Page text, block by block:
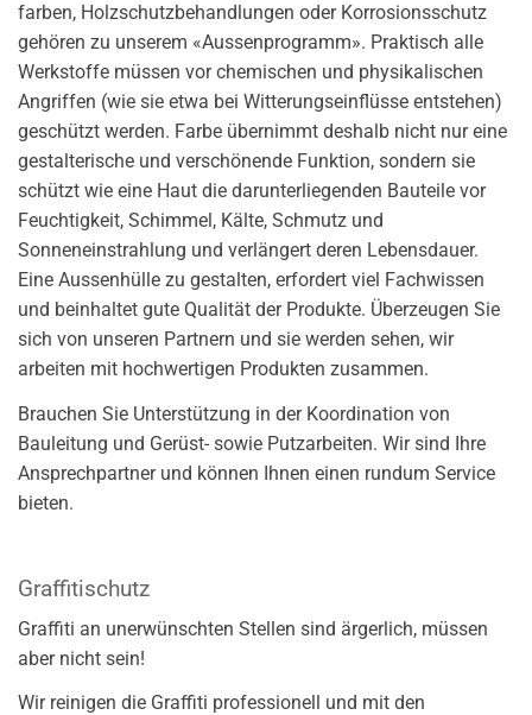
farben, Holzschutzbehandlungen oder Korrosionsschutz
gehören zu unserem «Aussen­programm». Praktisch alle
Werkstoffe müssen vor chemischen und physikalischen
Angriffen (wie sie etwa bei Witterungs­einflüsse entstehen)
geschützt werden. Farbe übernimmt deshalb nicht nur eine
gestalterische und ver­schönende Funktion, sondern sie
schützt wie eine Haut die darunterliegenden Bauteile vor
Feuchtigkeit, Schimmel, Kälte, Schmutz und
Sonneneinstrahlung und verlängert deren Lebensdauer.
Eine Aussenhülle zu gestalten, erfordert viel Fachwissen
und beinhaltet gute Qualität der Produkte. Überzeugen Sie
sich von unseren Partnern und sie werden sehen, wir
arbeiten mit hochwertigen Produkten zusammen.
Brauchen Sie Unterstützung in der Koordination von
Bauleitung und Gerüst- sowie Putzarbeiten. Wir sind Ihre
Ansprechpartner und können Ihnen einen rundum Service
bieten.
Graffitischutz
Graffiti an unerwünschten Stellen sind ärgerlich, müssen
aber nicht sein!
Wir reinigen die Graffiti professionell und mit den